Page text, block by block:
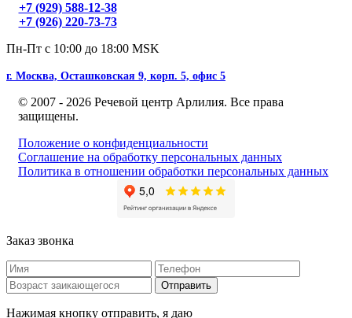
+7 (929) 588-12-38
+7 (926) 220-73-73
Пн-Пт с 10:00 до 18:00 MSK
г. Москва, Осташковская 9, корп. 5, офис 5
© 2007 - 2026 Речевой центр Арлилия. Все права
защищены.
Положение о конфиденциальности
Соглашение на обработку персональных данных
Политика в отношении обработки персональных данных
Заказ звонка
Нажимая кнопку отправить, я даю